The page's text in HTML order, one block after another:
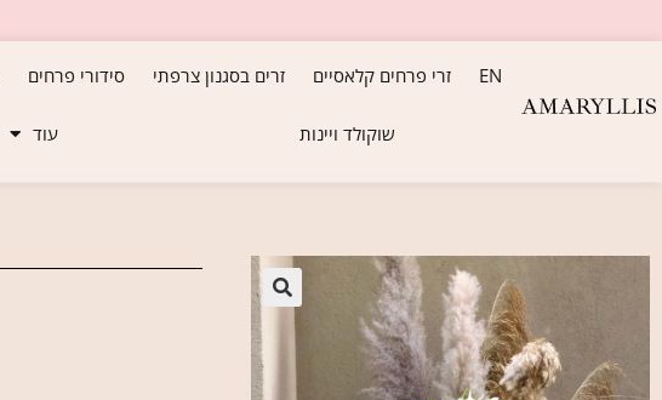
EN זרי פרחים קלאסיים זרים בסגנון צרפתי סידורי פרחים
שוקולד ויינות עוד